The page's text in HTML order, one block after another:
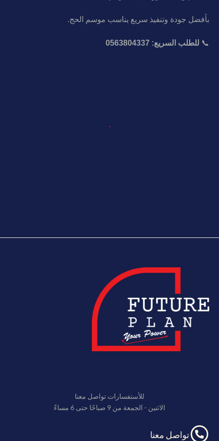
بأفضل جودة وتنفيذ سريع يناسب موسم الحج.
📞 للطلب السريع: 0563804337
.
للأستفسارات تواصل معنا
الاثنين - الجمعة من 9 صباحًا حتى 6 مساءً
تواصل معنا